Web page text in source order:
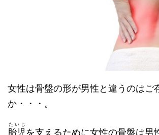
女性は骨盤の形が男性と違うのはご
か・・・。
胎児
たいじ
を支えるために女性の骨盤は男